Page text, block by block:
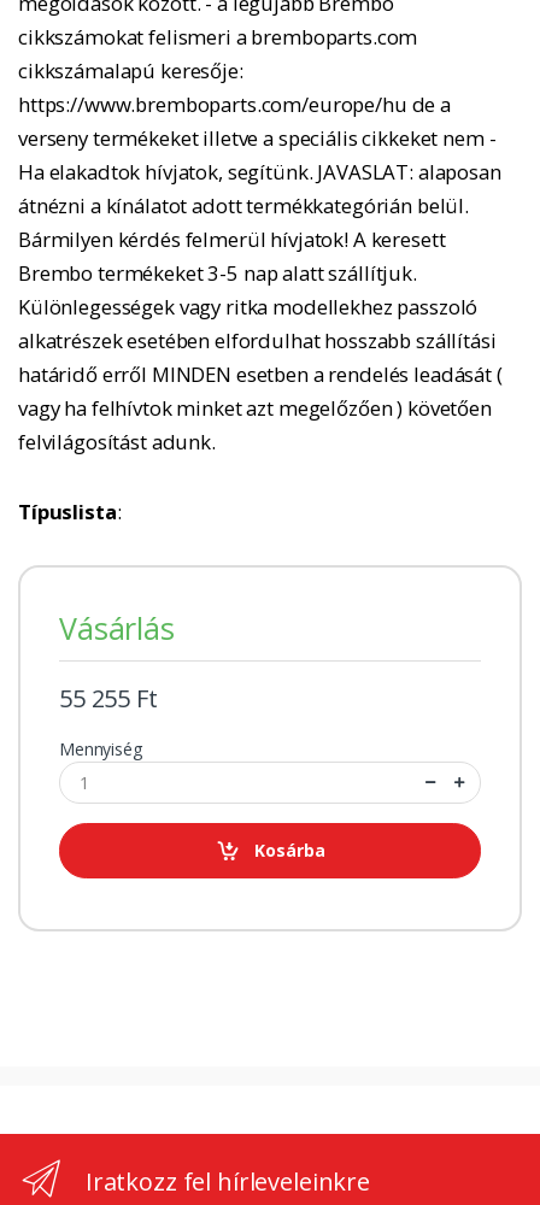
cikkszámokat felismeri a bremboparts.com
cikkszámalapú keresője:
https://www.bremboparts.com/europe/hu de a
verseny termékeket illetve a speciális cikkeket nem -
Ha elakadtok hívjatok, segítünk. JAVASLAT: alaposan
átnézni a kínálatot adott termékkategórián belül.
Bármilyen kérdés felmerül hívjatok! A keresett
Brembo termékeket 3-5 nap alatt szállítjuk.
Különlegességek vagy ritka modellekhez passzoló
alkatrészek esetében elfordulhat hosszabb szállítási
határidő erről MINDEN esetben a rendelés leadását (
vagy ha felhívtok minket azt megelőzően ) követően
felvilágosítást adunk.
Típuslista:
Vásárlás
55 255 Ft
Mennyiség
Kosárba
Iratkozz fel hírleveleinkre